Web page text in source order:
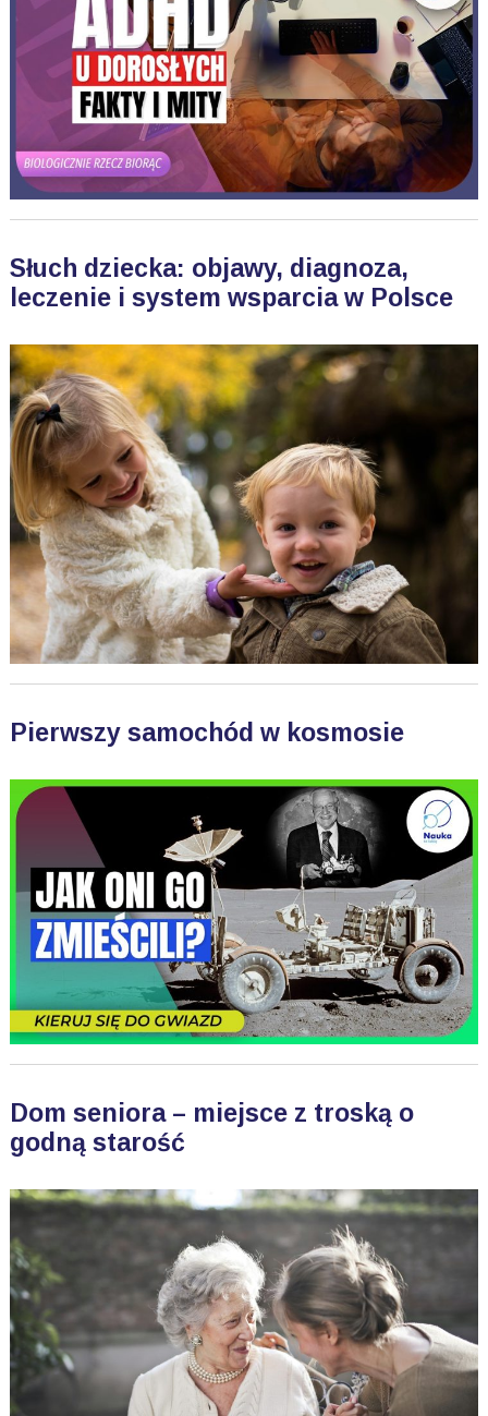
Słuch dziecka: objawy, diagnoza,
leczenie i system wsparcia w Polsce
Pierwszy samochód w kosmosie
Dom seniora – miejsce z troską o
godną starość